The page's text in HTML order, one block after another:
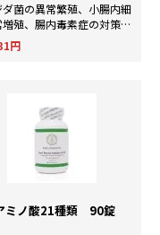
ダ菌の異常繁殖、小腸内細
殖、腸内毒素症の対策
円
ミノ酸21種類 90錠